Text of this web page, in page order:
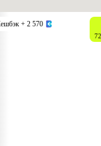
+ 2 570